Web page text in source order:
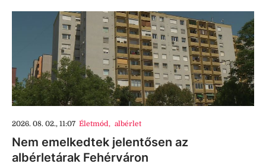
2026. 08. 02., 11:07 Életmód, albérlet
Nem emelkedtek jelentősen az
albérletárak Fehérváron